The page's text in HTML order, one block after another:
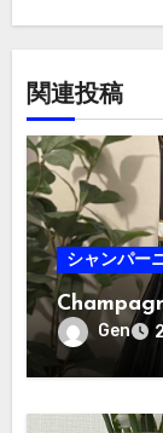
関連投稿
シャンパー
Gen